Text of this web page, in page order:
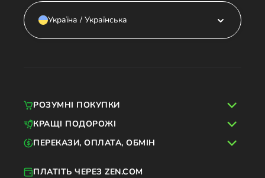
Україна / Українська
ПЛАТІТЬ ЧЕРЕЗ ZEN.COM
РОЗУМНІ ПОКУПКИ
КРАЩІ ПОДОРОЖІ
ПЕРЕКАЗИ, ОПЛАТА, ОБМІН